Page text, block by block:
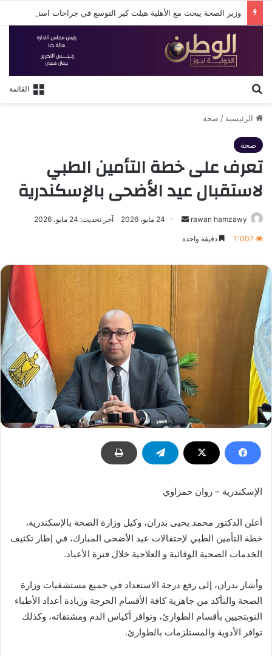
القائمة
الرئيسية / صحة
صحة
تعرف على خطة التأمين الطبي
لاستقبال عيد الأضحى بالإسكندرية
rawan hamzawy
أرسل 24 مايو، 2026 آخر تحديث: 24 مايو، 2026
1٬007 دقيقة واحدة
الإسكندرية – روان حمزاوي
أعلن الدكتور محمد يحيى بدران، وكيل وزارة الصحة بالإسكندرية،
خطة التأمين الطبي لإحتفالات عيد الأضحى المبارك، في إطار تكثيف
الخدمات الصحية الوقائية و العلاجية خلال فترة الأعياد.
وأشار بدران، إلى رفع درجة الاستعداد في جميع مستشفيات وزارة
الصحة والتأكد من جاهزية كافة الأقسام الحرجة وزيادة أعداد الأطباء
النوبتجيين بأقسام الطوارئ، وتوافر أكياس الدم ومشتقاته، وكذلك
توافر الأدوية والمستلزمات بالطوارئ.